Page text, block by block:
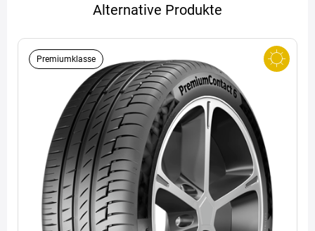
Alternative Produkte
Premiumklasse